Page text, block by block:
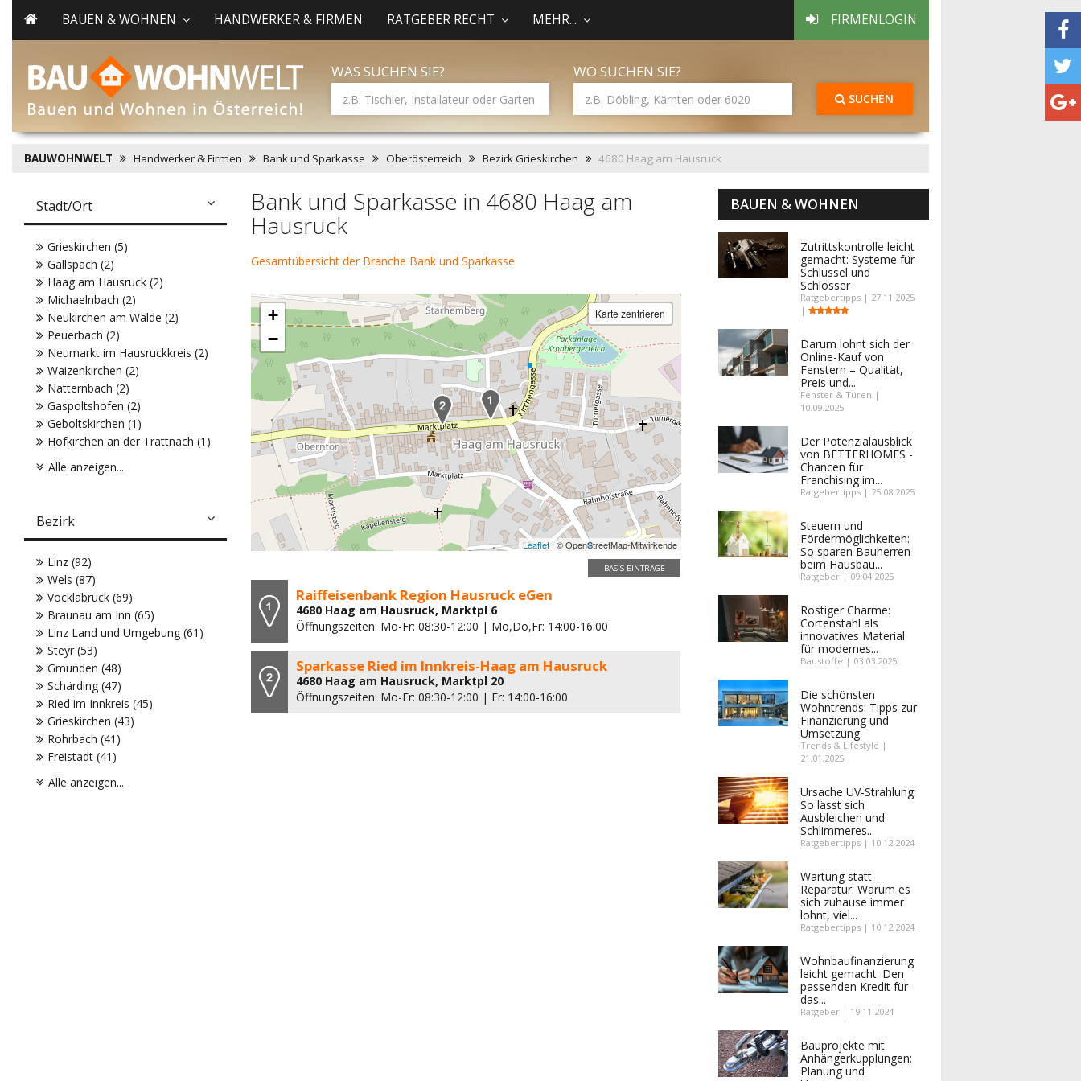
BAUEN & WOHNEN HANDWERKER & FIRMEN RATGEBER RECHT MEHR... FIRMENLOGIN
WAS SUCHEN SIE? WO SUCHEN SIE?
SUCHEN
BAUWOHNWELT Handwerker & Firmen Bank und Sparkasse Oberösterreich Bezirk Grieskirchen 4680 Haag am Hausruck
Bank und Sparkasse in 4680 Haag am
Hausruck
Gesamtübersicht der Branche Bank und Sparkasse
+
−
Karte zentrieren
Leaflet | © OpenStreetMap-Mitwirkende
BASIS EINTRÄGE
Raiffeisenbank Region Hausruck eGen
4680 Haag am Hausruck, Marktpl 6
Öffnungszeiten: Mo-Fr: 08:30-12:00 | Mo,Do,Fr: 14:00-16:00
Sparkasse Ried im Innkreis-Haag am Hausruck
4680 Haag am Hausruck, Marktpl 20
Öffnungszeiten: Mo-Fr: 08:30-12:00 | Fr: 14:00-16:00
Stadt/Ort
Grieskirchen (5)
Gallspach (2)
Haag am Hausruck (2)
Michaelnbach (2)
Neukirchen am Walde (2)
Peuerbach (2)
Neumarkt im Hausruckkreis (2)
Waizenkirchen (2)
Natternbach (2)
Gaspoltshofen (2)
Geboltskirchen (1)
Hofkirchen an der Trattnach (1)
Alle anzeigen...
Bezirk
Linz (92)
Wels (87)
Vöcklabruck (69)
Braunau am Inn (65)
Linz Land und Umgebung (61)
Steyr (53)
Gmunden (48)
Schärding (47)
Ried im Innkreis (45)
Grieskirchen (43)
Rohrbach (41)
Freistadt (41)
Alle anzeigen...
BAUEN & WOHNEN
Zutrittskontrolle leicht
gemacht: Systeme für
Schlüssel und
Schlösser
Ratgebertipps | 27.11.2025
|
Darum lohnt sich der
Online-Kauf von
Fenstern – Qualität,
Preis und...
Fenster & Türen |
10.09.2025
Der Potenzialausblick
von BETTERHOMES -
Chancen für
Franchising im...
Ratgebertipps | 25.08.2025
Steuern und
Fördermöglichkeiten:
So sparen Bauherren
beim Hausbau...
Ratgeber | 09.04.2025
Rostiger Charme:
Cortenstahl als
innovatives Material
für modernes...
Baustoffe | 03.03.2025
Die schönsten
Wohntrends: Tipps zur
Finanzierung und
Umsetzung
Trends & Lifestyle |
21.01.2025
Ursache UV-Strahlung:
So lässt sich
Ausbleichen und
Schlimmeres...
Ratgebertipps | 10.12.2024
Wartung statt
Reparatur: Warum es
sich zuhause immer
lohnt, viel...
Ratgebertipps | 10.12.2024
Wohnbaufinanzierung
leicht gemacht: Den
passenden Kredit für
das...
Ratgeber | 19.11.2024
Bauprojekte mit
Anhängerkupplungen:
Planung und